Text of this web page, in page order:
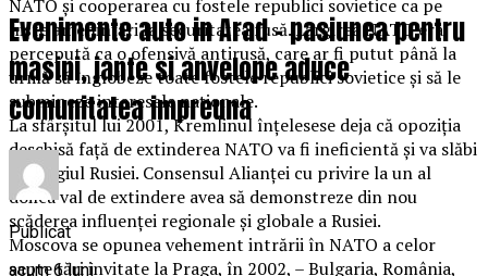
NATO şi cooperarea cu fostele republici sovietice ca pe
nişte ameninţări la securitatea rusă. Lărgirea NATO era
percepută ca o ofensivă antirusă, care ar fi putut până la
urmă să înglobeze toate fostele republici sovietice şi să le
submineze interesele naţionale.
La sfârşitul lui 2001, Kremlinul înţelesese deja că opoziţia
deschisă faţă de extinderea NATO va fi ineficientă şi va slăbi
prestigiul Rusiei. Consensul Alianţei cu privire la un al
doilea val de extindere avea să demonstreze din nou
scăderea influenţei regionale şi globale a Rusiei.
Moscova se opunea vehement intrării în NATO a celor
şapte ţări invitate la Praga, în 2002, – Bulgaria, România,
Evenimente auto in Arad – pasiunea pentru
masini, jante si anvelope aduce
comunitatea impreuna
Publicat
acum 6 luni